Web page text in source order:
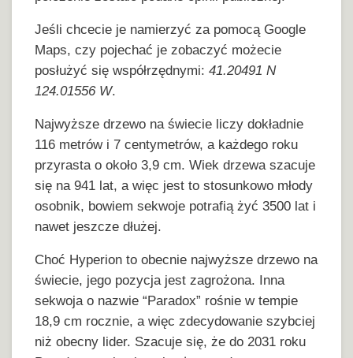
Jeśli chcecie je namierzyć za pomocą Google
Maps, czy pojechać je zobaczyć możecie
posłużyć się współrzędnymi:41.20491 N
124.01556 W.
Najwyższe drzewo na świecie liczy dokładnie
116 metrów i 7 centymetrów, a każdego roku
przyrasta o około 3,9 cm. Wiek drzewa szacuje
się na 941 lat, a więc jest to stosunkowo młody
osobnik, bowiem sekwoje potrafią żyć 3500 lat i
nawet jeszcze dłużej.
Choć Hyperion to obecnie najwyższe drzewo na
świecie, jego pozycja jest zagrożona. Inna
sekwoja o nazwie “Paradox” rośnie w tempie
18,9 cm rocznie, a więc zdecydowanie szybciej
niż obecny lider. Szacuje się, że do 2031 roku